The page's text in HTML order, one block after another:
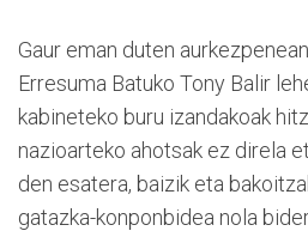
Gaur eman duten
Erresuma Batuko Tony Balir
kabineteko buru izandakoak
nazioarteko ahotsak ez direla
den esatera, baizik eta
gatazka-konponbidea nola